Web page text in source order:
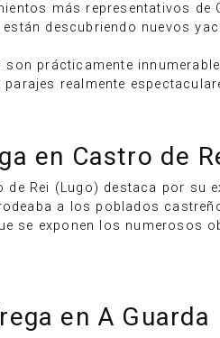
más representativos de
descubriendo nuevos
prácticamente
realmente
en Castro de
de Rei (Lugo) destaca por su
a los poblados
se exponen los numerosos
en A Guarda